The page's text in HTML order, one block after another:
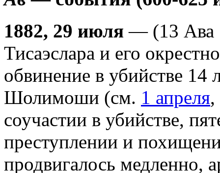
1882, 29 июля — (13 Ава
Тисаэслара и его
обвинение в убийстве 14
Шолимоши (см. 1 апреля,
соучастии в убийстве,
преступлении и
продвигалось медленно,